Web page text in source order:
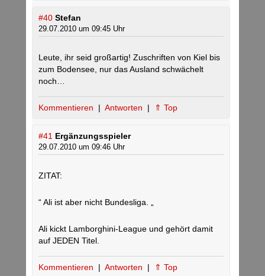
#40 Stefan
29.07.2010 um 09:45 Uhr
Leute, ihr seid großartig! Zuschriften von Kiel bis
zum Bodensee, nur das Ausland schwächelt
noch…
Kommentieren | Antworten | ⇑ Top
#41 Ergänzungsspieler
29.07.2010 um 09:46 Uhr
ZITAT:
“ Ali ist aber nicht Bundesliga. „
Ali kickt Lamborghini-League und gehört damit
auf JEDEN Titel.
Kommentieren | Antworten | ⇑ Top